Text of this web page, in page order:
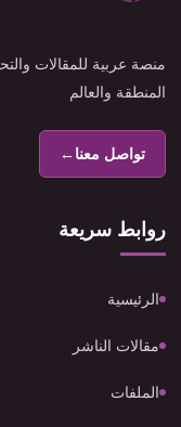
منصة عربية للمقالات
المنطقة والعالم
تواصل معنا←
روابط سريعة
الرئيسية
مقالات الناشر
الملفات